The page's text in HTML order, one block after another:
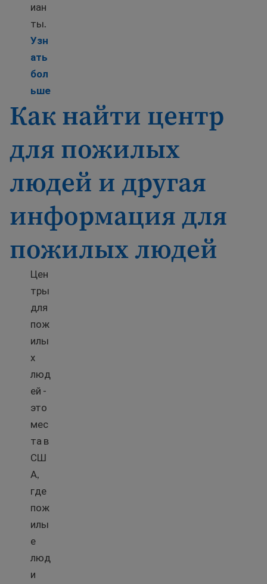
иан
ты.
Узн
ать
бол
ьшеLearn more about Childcare options
Как найти центр
для пожилых
людей и другая
информация для
пожилых людей
Цен
тры
для
пож
илы
х
люд
ей -
это
мес
та в
СШ
А,
где
пож
илы
е
люд
и